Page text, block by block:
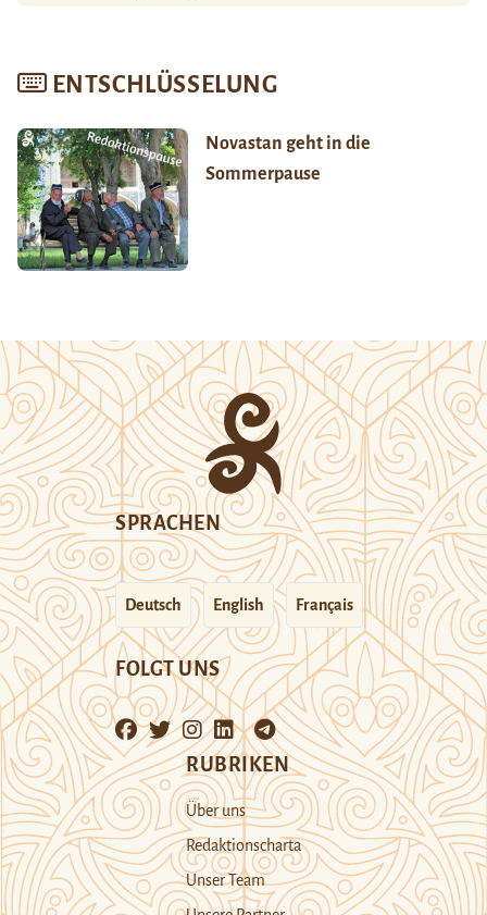
ENTSCHLÜSSELUNG
Novastan geht in die
Sommerpause
SPRACHEN
Deutsch English Français
FOLGT UNS
RUBRIKEN
Über uns
Redaktionscharta
Unser Team